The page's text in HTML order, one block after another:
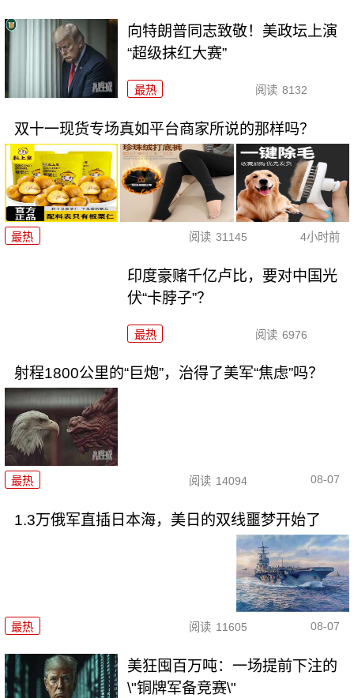
向特朗普同志致敬！美政坛上演
“超级抹红大赛”
最热 阅读 8132
双十一现货专场真如平台商家所说的那样吗？
最热 阅读 31145 4小时前
印度豪赌千亿卢比，要对中国光
伏“卡脖子”？
最热 阅读 6976
射程1800公里的“巨炮”，治得了美军“焦虑”吗？
最热 阅读 14094 08-07
1.3万俄军直插日本海，美日的双线噩梦开始了
最热 阅读 11605 08-07
美狂囤百万吨：一场提前下注的
\"铜牌军备竞赛\"